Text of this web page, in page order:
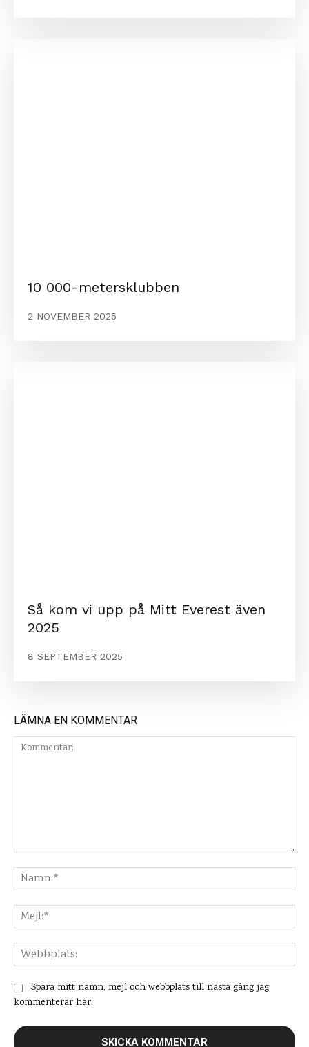
10 000-metersklubben
2 NOVEMBER 2025
Så kom vi upp på Mitt Everest även
2025
8 SEPTEMBER 2025
LÄMNA EN KOMMENTAR
Spara mitt namn, mejl och webbplats till nästa gång jag
kommenterar här.